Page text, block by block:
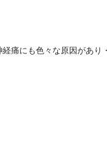
痛にも色々な原因があり